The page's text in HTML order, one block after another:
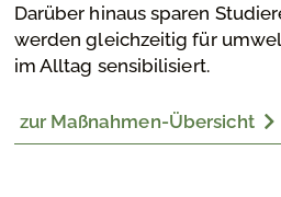
Darüber hinaus sparen
werden gleichzeitig für
im Alltag sensibilisiert.
zur Maßnahmen-Übersicht